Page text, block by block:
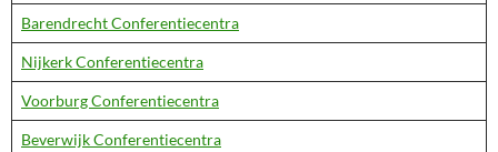
Barendrecht Conferentiecentra
Nijkerk Conferentiecentra
Voorburg Conferentiecentra
Beverwijk Conferentiecentra